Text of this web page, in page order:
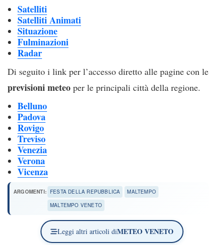
Satelliti
Satelliti Animati
Situazione
Fulminazioni
Radar
Di seguito i link per l’accesso diretto alle pagine con le
previsionimeteo per le principali città della regione.
Belluno
Padova
Rovigo
Treviso
Venezia
Verona
Vicenza
ARGOMENTI: FESTA DELLA REPUBBLICA
MALTEMPO
MALTEMPO VENETO
Leggi altri articoli diMETEO VENETO